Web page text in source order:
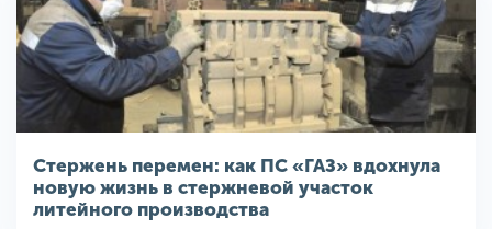
Стержень перемен: как ПС «ГАЗ» вдохнула
новую жизнь в стержневой участок
литейного производства